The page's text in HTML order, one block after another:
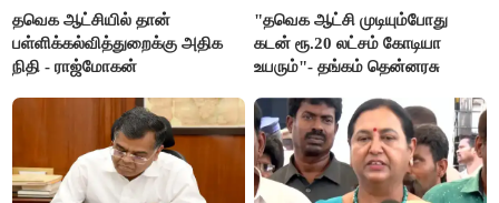
தவெக ஆட்சியில் தான்
பள்ளிக்கல்வித்துறைக்கு அதிக
நிதி - ராஜ்மோகன்
"தவெக ஆட்சி முடியும்போது
கடன் ரூ.20 லட்சம் கோடியா
உயரும்"- தங்கம் தென்னரசு